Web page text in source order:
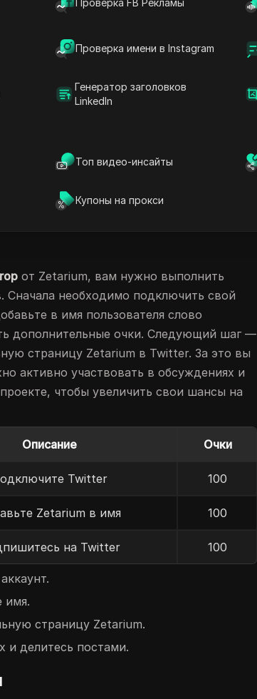
Проверка FB Рекламы
Проверка имени в Instagram
Генератор заголовков
LinkedIn
Топ видео-инсайты
Купоны на прокси
токенов $ZET. Это отличная
Но как же это работает?
преимуществ. Во-первых, вы
с новым проектом и его
чем больше вы участвуете, тем больше
в социальных сетях вы можете
от Zetarium, вам нужно выполнить
Сначала необходимо подключить свой
в имя пользователя слово
дополнительные очки. Следующий шаг —
страницу Zetarium в Twitter. За это вы
активно участвовать в обсуждениях и
чтобы увеличить свои шансы на
Описание Очки
Twitter 100
Zetarium в имя 100
на Twitter 100
имя.
страницу Zetarium.
и делитесь постами.